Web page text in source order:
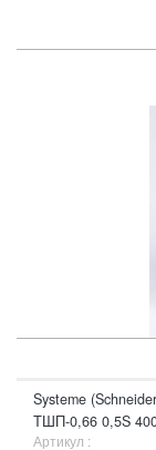
Systeme
ТШП-0,66 0,5S
Артикул :